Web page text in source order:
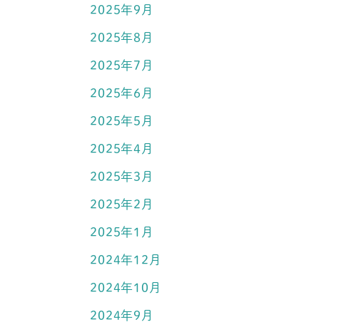
2025年9月
2025年8月
2025年7月
2025年6月
2025年5月
2025年4月
2025年3月
2025年2月
2025年1月
2024年12月
2024年10月
2024年9月